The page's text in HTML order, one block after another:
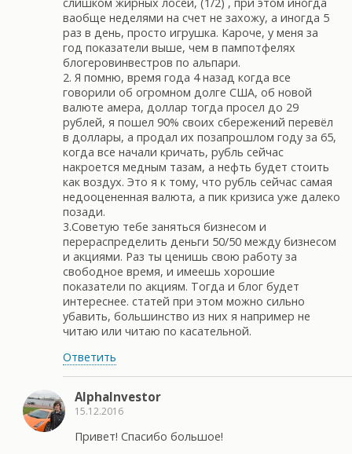
ваобще неделями на счет не захожу, а иногда 5
раз в день, просто игрушка. Кароче, у меня за
год показатели выше, чем в пампотфелях
блогеровинвестров по альпари.
2. Я помню, время года 4 назад когда все
говорили об огромном долге США, об новой
валюте амера, доллар тогда просел до 29
рублей, я пошел 90% своих сбережений перевёл
в доллары, а продал их позапрошлом году за 65,
когда все начали кричать, рубль сейчас
накроется медным тазам, а нефть будет стоить
как воздух. Это я к тому, что рубль сейчас самая
недооцененная валюта, а пик кризиса уже далеко
позади.
3.Советую тебе заняться бизнесом и
перераспределить деньги 50/50 между бизнесом
и акциями. Раз ты ценишь свою работу за
свободное время, и имеешь хорошие
показатели по акциям. Тогда и блог будет
интереснее. статей при этом можно сильно
убавить, большинство из них я например не
читаю или читаю по касательной.
Ответить
AlphaInvestor
15.12.2016
Привет! Спасибо большое!